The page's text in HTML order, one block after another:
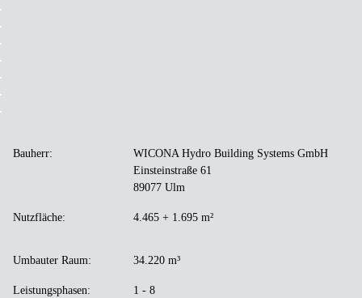
Bauherr:
WICONA Hydro Building Systems GmbH
Einsteinstraße 61
89077 Ulm
Nutzfläche: 4.465 + 1.695 m²
Umbauter Raum: 34.220 m³
Leistungsphasen: 1 - 8